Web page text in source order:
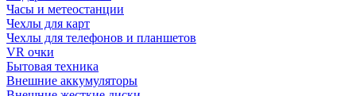
Часы и метеостанции
Чехлы для карт
Чехлы для телефонов и планшетов
VR очки
Бытовая техника
Внешние аккумуляторы